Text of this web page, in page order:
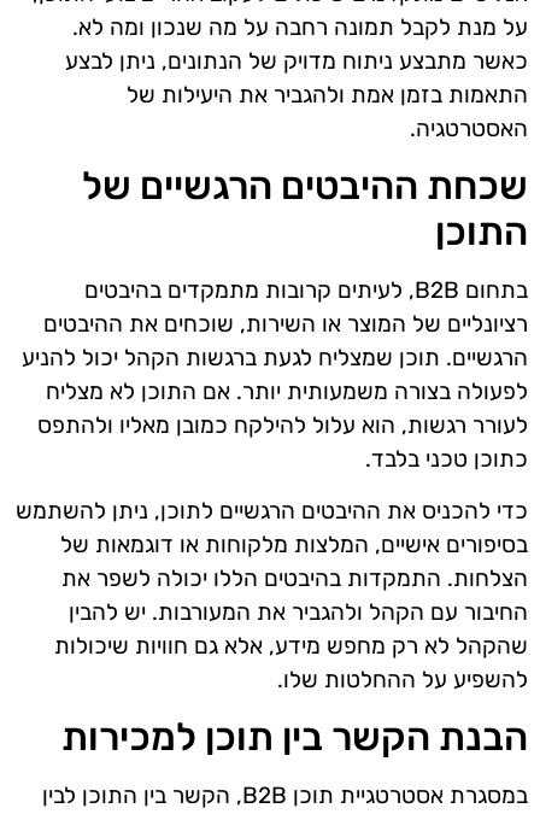
על מנת לקבל תמונה רחבה על מה שנכון ומה לא.
כאשר מתבצע ניתוח מדויק של הנתונים, ניתן לבצע
התאמות בזמן אמת ולהגביר את היעילות של
האסטרטגיה.
שכחת ההיבטים הרגשיים של
התוכן
בתחום B2B, לעיתים קרובות מתמקדים בהיבטים
רציונליים של המוצר או השירות, שוכחים את ההיבטים
הרגשיים. תוכן שמצליח לגעת ברגשות הקהל יכול להניע
לפעולה בצורה משמעותית יותר. אם התוכן לא מצליח
לעורר רגשות, הוא עלול להילקח כמובן מאליו ולהתפס
כתוכן טכני בלבד.
כדי להכניס את ההיבטים הרגשיים לתוכן, ניתן להשתמש
בסיפורים אישיים, המלצות מלקוחות או דוגמאות של
הצלחות. התמקדות בהיבטים הללו יכולה לשפר את
החיבור עם הקהל ולהגביר את המעורבות. יש להבין
שהקהל לא רק מחפש מידע, אלא גם חוויות שיכולות
להשפיע על ההחלטות שלו.
הבנת הקשר בין תוכן למכירות
במסגרת אסטרטגיית תוכן B2B, הקשר בין התוכן לבין